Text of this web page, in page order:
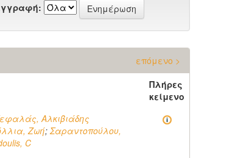
επόμενο >
Πλήρες
κείμενο
Αλκιβιάδης
Ζωή;Σαραντοπούλου,
C